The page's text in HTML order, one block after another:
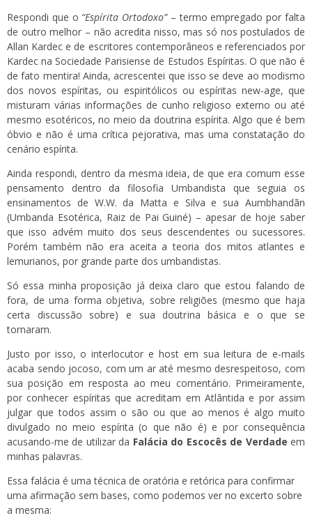
Respondi que o “Espírita Ortodoxo”– termo empregado por falta
de outro melhor – não acredita nisso, mas só nos postulados de
Allan Kardec e de escritores contemporâneos e referenciados por
Kardec na Sociedade Parisiense de Estudos Espíritas. O que não é
de fato mentira! Ainda, acrescentei que isso se deve ao modismo
dos novos espíritas, ou espiritólicos ou espíritas new-age, que
misturam várias informações de cunho religioso externo ou até
mesmo esotéricos, no meio da doutrina espírita. Algo que é bem
óbvio e não é uma crítica pejorativa, mas uma constatação do
cenário espírita.
Ainda respondi, dentro da mesma ideia, de que era comum esse
pensamento dentro da filosofia Umbandista que seguia os
ensinamentos de W.W. da Matta e Silva e sua Aumbhandãn
(Umbanda Esotérica, Raiz de Pai Guiné) – apesar de hoje saber
que isso advém muito dos seus descendentes ou sucessores.
Porém também não era aceita a teoria dos mitos atlantes e
lemurianos, por grande parte dos umbandistas.
Só essa minha proposição já deixa claro que estou falando de
fora, de uma forma objetiva, sobre religiões (mesmo que haja
certa discussão sobre) e sua doutrina básica e o que se
tornaram.
Justo por isso, o interlocutor e host em sua leitura de e-mails
acaba sendo jocoso, com um ar até mesmo desrespeitoso, com
sua posição em resposta ao meu comentário. Primeiramente,
por conhecer espíritas que acreditam em Atlântida e por assim
julgar que todos assim o são ou que ao menos é algo muito
divulgado no meio espírita (o que não é) e por consequência
acusando-me de utilizar da Falácia do Escocês de Verdade em
minhas palavras.
Essa falácia é uma técnica de oratória e retórica para confirmar
uma afirmação sem bases, como podemos ver no excerto sobre
a mesma: